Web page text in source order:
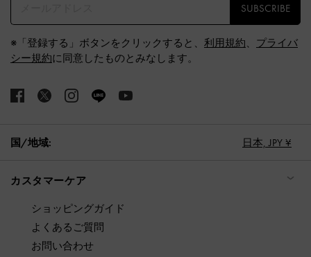
SUBSCRIBE
※「登録する」ボタンをクリックすると、 利用規約、 プライバ
シー規約に同意したものとみなします。
国/地域: 日本, JPY ¥
カスタマーケア
ショッピングガイド
よくあるご質問
お問い合わせ